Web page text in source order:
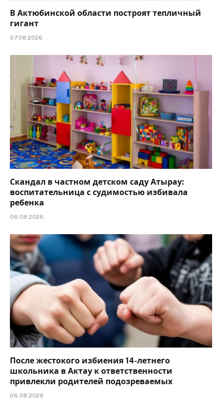
В Актюбинской области построят тепличный
гигант
07.08.2026
Скандал в частном детском саду Атырау:
воспитательница с судимостью избивала
ребенка
06.08.2026
После жестокого избиения 14-летнего
школьника в Актау к ответственности
привлекли родителей подозреваемых
06.08.2026